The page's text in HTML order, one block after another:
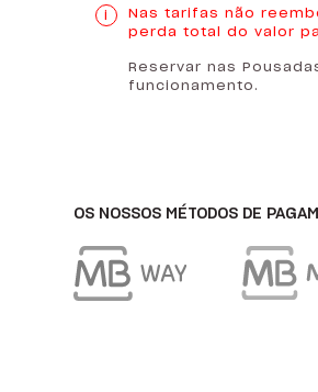
HI Espinho - Pousada de Juventude
HI Guimarães - Pousada de Juventude
Nas tarifas não
perda total do valor
Reservar nas
funcionamento.
OS NOSSOS MÉTODOS DE